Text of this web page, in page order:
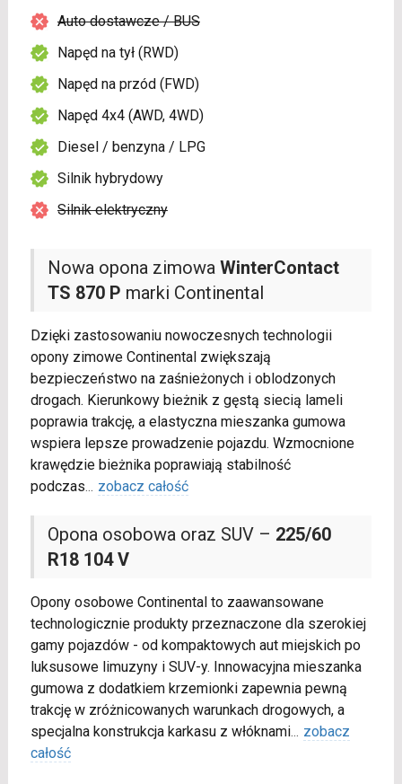
Nowa opona zimowa WinterContact
TS 870 P marki Continental
Dzięki zastosowaniu nowoczesnych technologii
opony zimowe Continental zwiększają
bezpieczeństwo na zaśnieżonych i oblodzonych
drogach. Kierunkowy bieżnik z gęstą siecią lameli
poprawia trakcję, a elastyczna mieszanka gumowa
wspiera lepsze prowadzenie pojazdu. Wzmocnione
krawędzie bieżnika poprawiają stabilność
podczas... zobacz całość
Opona osobowa oraz SUV – 225/60
R18 104 V
Opony osobowe Continental to zaawansowane
technologicznie produkty przeznaczone dla szerokiej
gamy pojazdów - od kompaktowych aut miejskich po
luksusowe limuzyny i SUV-y. Innowacyjna mieszanka
gumowa z dodatkiem krzemionki zapewnia pewną
trakcję w zróżnicowanych warunkach drogowych, a
specjalna konstrukcja karkasu z włóknami... zobacz
całość
Auto dostawcze / BUS
Napęd na tył (RWD)
Napęd na przód (FWD)
Napęd 4x4 (AWD, 4WD)
Diesel / benzyna / LPG
Silnik hybrydowy
Silnik elektryczny